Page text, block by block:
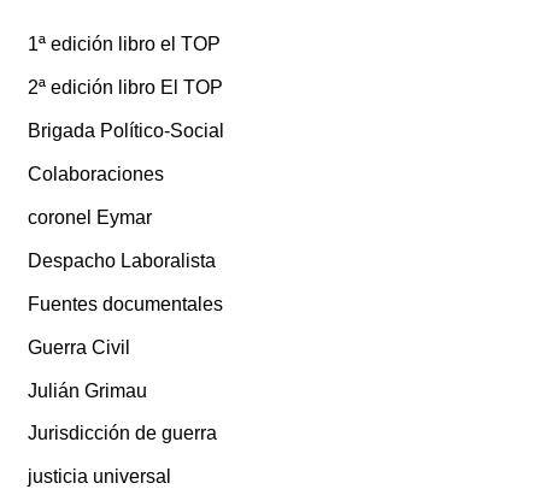
1ª edición libro el TOP
2ª edición libro El TOP
Brigada Político-Social
Colaboraciones
coronel Eymar
Despacho Laboralista
Fuentes documentales
Guerra Civil
Julián Grimau
Jurisdicción de guerra
justicia universal